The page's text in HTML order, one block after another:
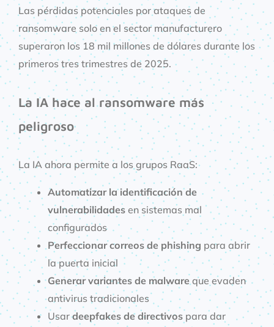
Las pérdidas potenciales por ataques de
ransomware solo en el sector manufacturero
superaron los 18 mil millones de dólares durante los
primeros tres trimestres de 2025.
La IA hace al ransomware más
peligroso
La IA ahora permite a los grupos RaaS:
Automatizar la identificación de
vulnerabilidadesen sistemas mal
configurados
Perfeccionar correos de phishing para abrir
la puerta inicial
Generar variantes de malwareque evaden
antivirus tradicionales
Usardeepfakes de directivospara dar